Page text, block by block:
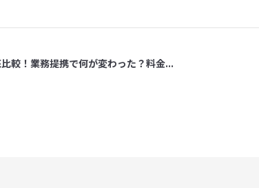
較！業務提携で何が変わった？料金...